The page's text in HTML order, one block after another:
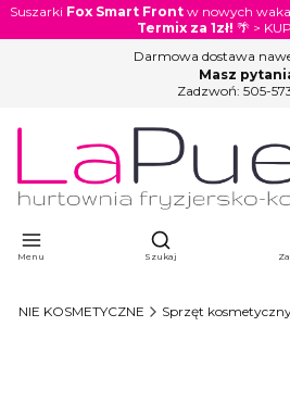
Suszarki Fox Smart Frontw nowych
Termix za 1zł! 🌴 >
Darmowa dostawa
Masz
Zadzwoń: 505-
Menu
Otwórz wyszukiwarkę
Szukaj
KOSMETYCZNE Sprzęt